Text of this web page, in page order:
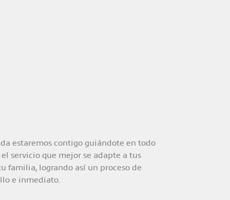
estaremos contigo guiándote en todo
servicio que mejor se adapte a tus
familia, logrando así un proceso de
e inmediato.